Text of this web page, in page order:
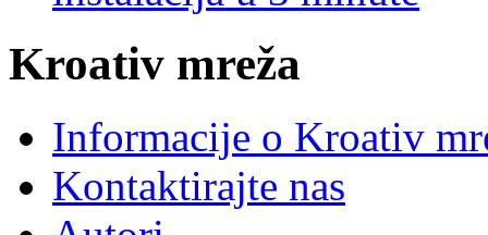
Kroativ mreža
Informacije o Kroativ
Kontaktirajte nas